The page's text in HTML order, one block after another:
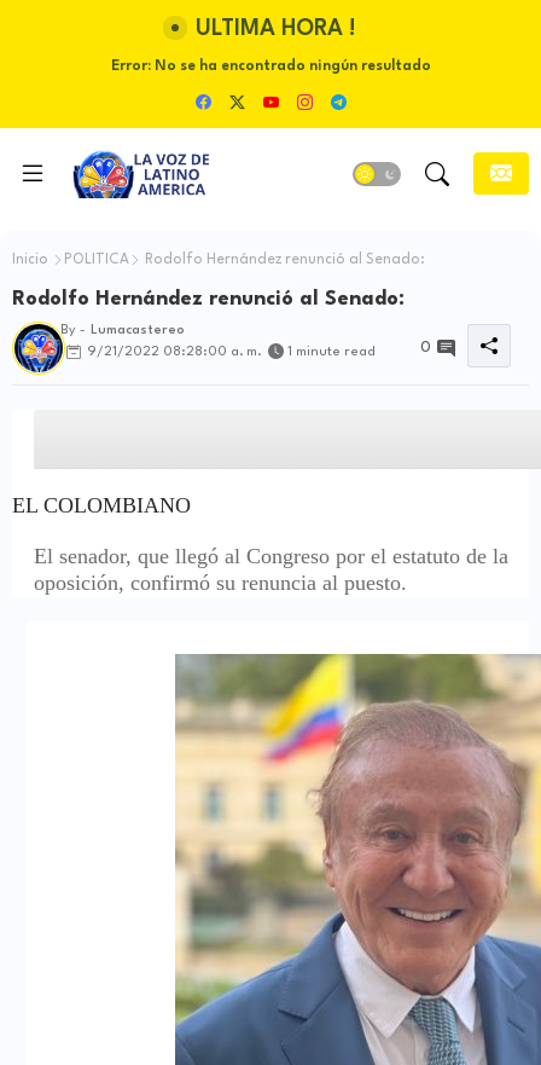
ULTIMA HORA !
Error:No se ha encontrado ningún resultado
Inicio POLITICA Rodolfo Hernández renunció al Senado:
Rodolfo Hernández renunció al Senado:
By -
Lumacastereo
9/21/2022 08:28:00 a. m.
1 minute read 0
EL COLOMBIANO
El senador, que llegó al Congreso por el estatuto de la
oposición, confirmó su renuncia al puesto.